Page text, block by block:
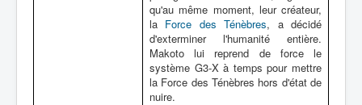
qu'au même moment, leur créateur,
la Force des Ténèbres, a décidé
d'exterminer l'humanité entière.
Makoto lui reprend de force le
système G3-X à temps pour mettre
la Force des Ténèbres hors d'état de
nuire.